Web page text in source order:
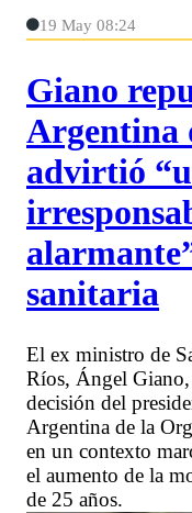
19 May 08:24
Giano
Argentina
advirtió
sanitaria
El ex ministro de
Ríos, Ángel
decisión del
Argentina de la
en un contexto
el aumento de la
de 25 años.